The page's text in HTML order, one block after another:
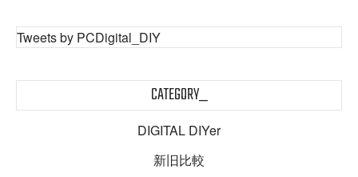
Tweets by PCDigital_DIY
CATEGORY_
DIGITAL DIYer
新旧比較